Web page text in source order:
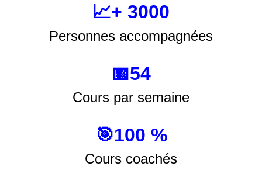
📈+ 3000
Personnes accompagnées
📅54
Cours par semaine
🎯100 %
Cours coachés